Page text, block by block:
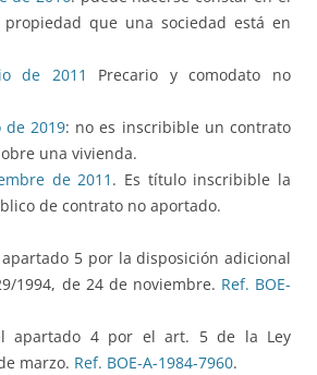
que una sociedad está en
de 2011
Precario y comodato no
de 2019: no es inscribible un contrato
una vivienda.
de 2011 . Es título inscribible la
de contrato no aportado.
5 por la disposición adicional
1994, de 24 de noviembre. Ref. BOE-
apartado 4 por el art. 5 de la Ley
marzo. Ref. BOE-A-1984-7960.